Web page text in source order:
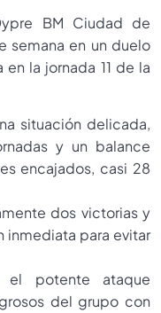
BM Ciudad de
semana en un duelo
la jornada 11 de la
situación delicada,
y un balance
encajados, casi 28
dos victorias y
inmediata para evitar
el potente ataque
del grupo con